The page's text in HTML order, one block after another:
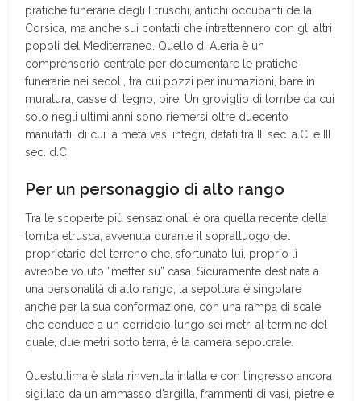
pratiche funerarie degli Etruschi, antichi occupanti della
Corsica, ma anche sui contatti che intrattennero con gli altri
popoli del Mediterraneo. Quello di Aleria è un
comprensorio centrale per documentare le pratiche
funerarie nei secoli, tra cui pozzi per inumazioni, bare in
muratura, casse di legno, pire. Un groviglio di tombe da cui
solo negli ultimi anni sono riemersi oltre duecento
manufatti, di cui la metà vasi integri, datati tra III sec. a.C. e III
sec. d.C.
Per un personaggio di alto rango
Tra le scoperte più sensazionali è ora quella recente della
tomba etrusca, avvenuta durante il sopralluogo del
proprietario del terreno che, sfortunato lui, proprio lì
avrebbe voluto “metter su” casa. Sicuramente destinata a
una personalità di alto rango, la sepoltura è singolare
anche per la sua conformazione, con una rampa di scale
che conduce a un corridoio lungo sei metri al termine del
quale, due metri sotto terra, è la camera sepolcrale.
Quest’ultima è stata rinvenuta intatta e con l’ingresso ancora
sigillato da un ammasso d’argilla, frammenti di vasi, pietre e